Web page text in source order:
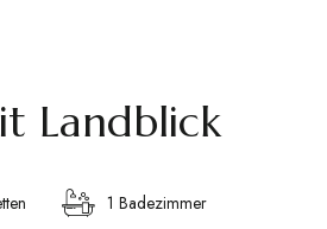
Landblick
1 Badezimmer